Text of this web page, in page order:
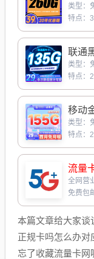
类型：
特点：
联通
类型：
特点：
移动
类型：
特点：
流量
全网营
免费包
本篇文章给大家谈
正规卡吗怎么办
忘了收藏流量卡网